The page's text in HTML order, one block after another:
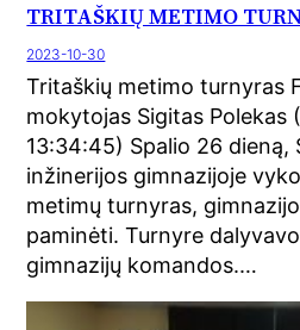
TRITAŠKIŲ METIMO
2023-10-30
Tritaškių metimo turnyras
mokytojas Sigitas Polekas
13:34:45) Spalio 26 dieną,
inžinerijos gimnazijoje
metimų turnyras,
paminėti. Turnyre
gimnazijų komandos.…